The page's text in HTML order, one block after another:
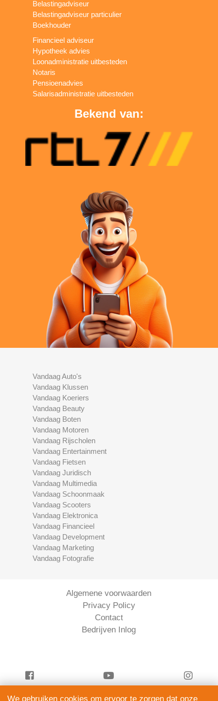
Belastingadviseur
Belastingadviseur particulier
Boekhouder
Financieel adviseur
Hypotheek advies
Loonadministratie uitbesteden
Notaris
Pensioenadvies
Salarisadministratie uitbesteden
Bekend van:
Vandaag Auto's
Vandaag Klussen
Vandaag Koeriers
Vandaag Beauty
Vandaag Boten
Vandaag Motoren
Vandaag Rijscholen
Vandaag Entertainment
Vandaag Fietsen
Vandaag Juridisch
Vandaag Multimedia
Vandaag Schoonmaak
Vandaag Scooters
Vandaag Elektronica
Vandaag Financieel
Vandaag Development
Vandaag Marketing
Vandaag Fotografie
Algemene voorwaarden
Privacy Policy
Contact
Bedrijven Inlog
We gebruiken cookies om ervoor te zorgen dat onze